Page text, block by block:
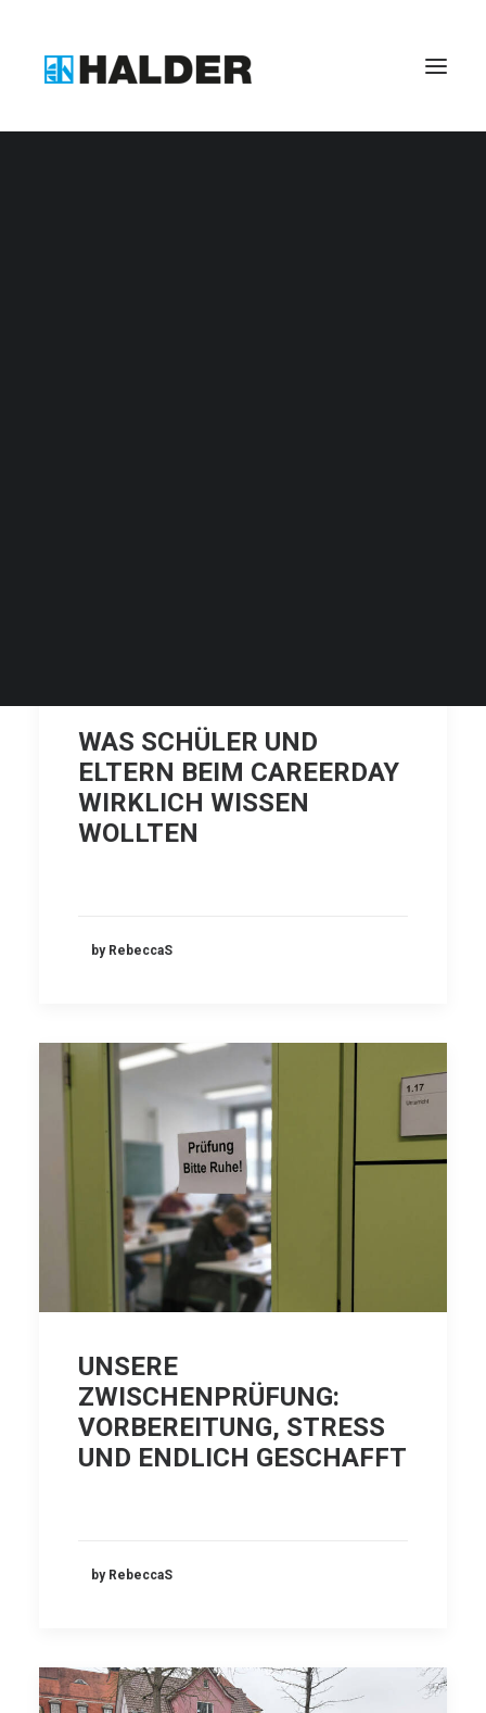
WAS SCHÜLER UND
ELTERN BEIM CAREERDAY
WIRKLICH WISSEN
WOLLTEN
by RebeccaS
UNSERE
ZWISCHENPRÜFUNG:
VORBEREITUNG, STRESS
UND ENDLICH GESCHAFFT
by RebeccaS